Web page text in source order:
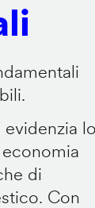
lo
di
Con